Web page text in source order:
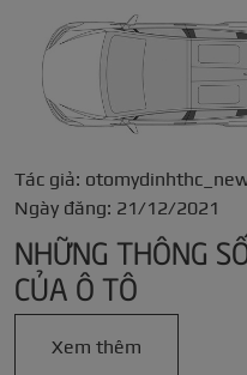
Tác giả:
Ngày đăng: 21/12/2021
NHỮNG THÔNG
CỦA Ô TÔ
Xem thêm